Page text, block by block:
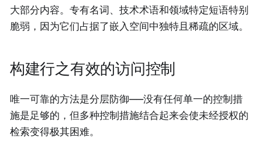
大部分内容。专有名词、技术术语和领域特定短语特别
脆弱，因为它们占据了嵌入空间中独特且稀疏的区域。
构建行之有效的访问控制
唯一可靠的方法是分层防御——没有任何单一的控制措
施是足够的，但多种控制措施结合起来会使未经授权的
检索变得极其困难。